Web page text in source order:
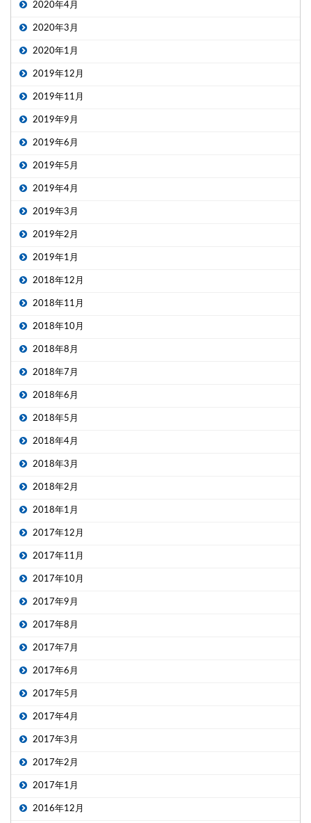
2020年4月
2020年3月
2020年1月
2019年12月
2019年11月
2019年9月
2019年6月
2019年5月
2019年4月
2019年3月
2019年2月
2019年1月
2018年12月
2018年11月
2018年10月
2018年8月
2018年7月
2018年6月
2018年5月
2018年4月
2018年3月
2018年2月
2018年1月
2017年12月
2017年11月
2017年10月
2017年9月
2017年8月
2017年7月
2017年6月
2017年5月
2017年4月
2017年3月
2017年2月
2017年1月
2016年12月